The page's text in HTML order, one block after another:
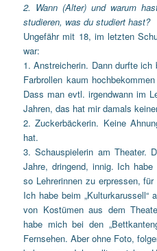
2. Wann (Alter) und warum
studieren, was du studiert hast?
Ungefähr mit 18, im letzten
war:
1. Anstreicherin. Dann durfte
Farbrollen kaum
Dass man evtl. irgendwann im
Jahren, das hat mir damals
2. Zuckerbäckerin. Keine
hat.
3. Schauspielerin am Theater.
Jahre, dringend, innig. Ich
so Lehrerinnen zu erpressen,
Ich habe beim
von Kostümen aus dem
habe mich bei den
Fernsehen. Aber ohne Foto,